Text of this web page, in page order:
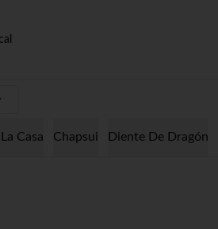
Casa Chapsui Diente De Dragón